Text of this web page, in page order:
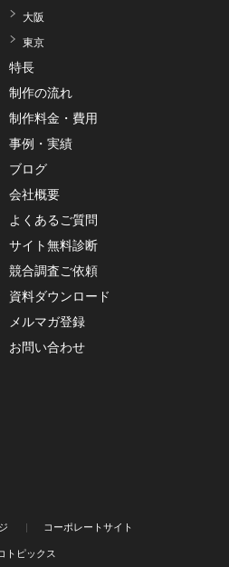
大阪
東京
特長
制作の流れ
制作料金・費用
事例・実績
ブログ
会社概要
よくあるご質問
サイト無料診断
競合調査ご依頼
資料ダウンロード
メルマガ登録
お問い合わせ
コーポレートサイト
トピックス